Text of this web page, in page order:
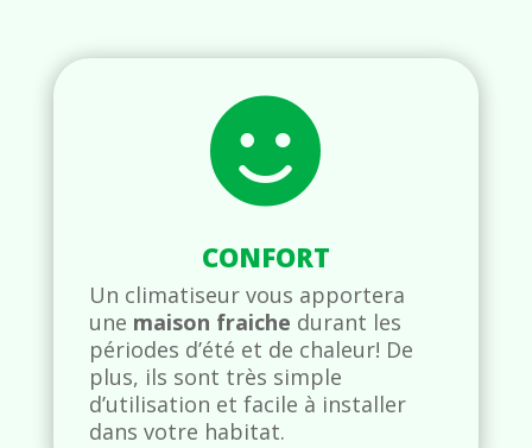

CONFORT
Un climatiseur vous apportera
une maison fraiche durant les
périodes d’été et de chaleur! De
plus, ils sont très simple
d’utilisation et facile à installer
dans votre habitat.